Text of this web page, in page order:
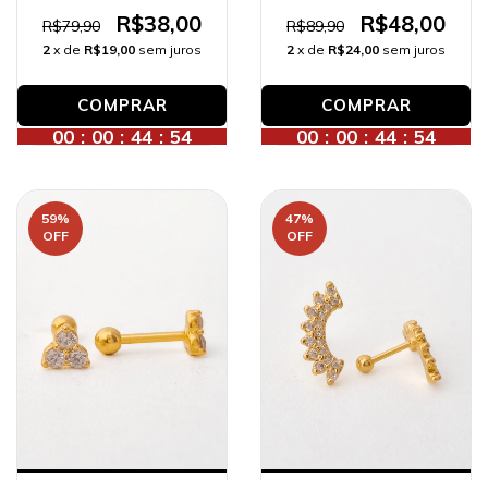
banhado a ouro 18K.
R$79,90 R$38,00
2 x de R$19,00 sem juros
00 : 00 : 44 : 52
banhado a ouro 18K.
R$89,90 R$48,00
2 x de R$24,00 sem juros
COMPRAR
00 : 00 : 44 : 52
59%
OFF
47%
OFF